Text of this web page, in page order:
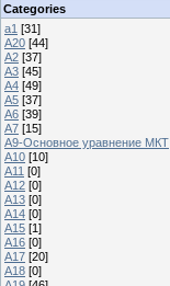
Categories
а1 [31]
А20 [44]
A2 [37]
A3 [45]
А4 [49]
А5 [37]
А6 [39]
А7 [15]
A9-Основное уравнение МКТ
A10 [10]
A11 [0]
A12 [0]
A13 [0]
A14 [0]
A15 [1]
A16 [0]
A17 [20]
A18 [0]